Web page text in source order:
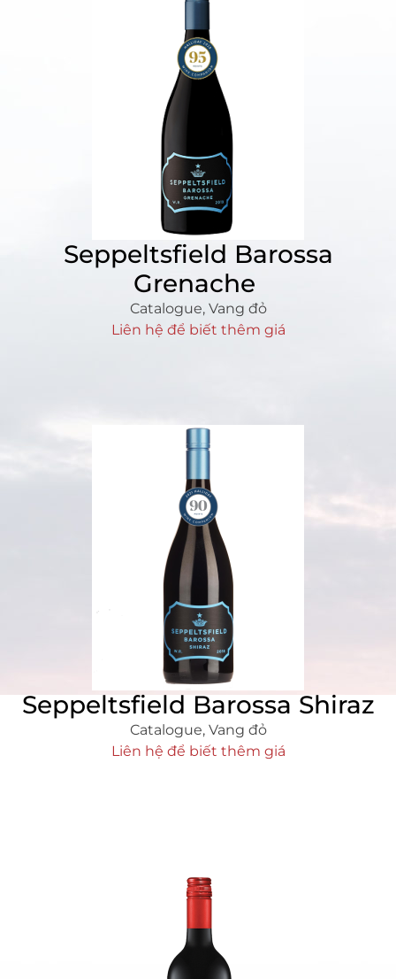
Seppeltsfield Barossa
Grenache
Catalogue, Vang đỏ
Liên hệ để biết thêm giá
Seppeltsfield Barossa Shiraz
Catalogue, Vang đỏ
Liên hệ để biết thêm giá